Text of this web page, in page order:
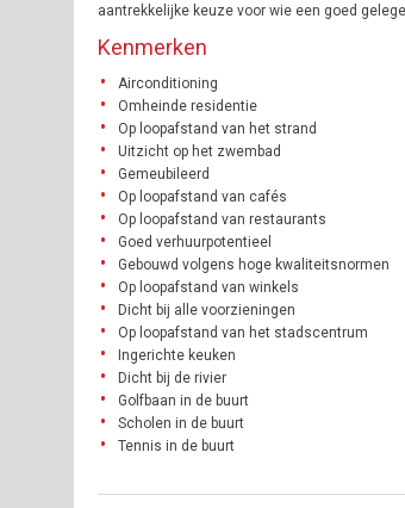
aantrekkelijke keuze voor wie een goed
Kenmerken
Airconditioning
Omheinde residentie
Op loopafstand van het strand
Uitzicht op het zwembad
Gemeubileerd
Op loopafstand van cafés
Op loopafstand van restaurants
Goed verhuurpotentieel
Gebouwd volgens hoge kwaliteitsnormen
Op loopafstand van winkels
Dicht bij alle voorzieningen
Op loopafstand van het stadscentrum
Ingerichte keuken
Dicht bij de rivier
Golfbaan in de buurt
Scholen in de buurt
Tennis in de buurt